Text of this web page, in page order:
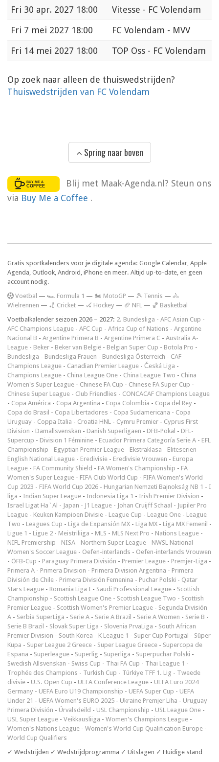
Fri 30 apr. 2027 18:00
Vitesse - FC Volendam
Fri 7 mei 2027 18:00
FC Volendam - MVV
Fri 14 mei 2027 18:00 TOP Oss - FC Volendam
Op zoek naar alleen de thuiswedstrijden?
Thuiswedstrijden van FC Volendam
Spring naar boven
Blij met Maak-Agenda.nl? Steun ons
via Buy Me a Coffee .
Gratis sportkalenders voor je digitale agenda: Google Calendar, Apple
Agenda, Outlook, Android, iPhone en meer. Altijd up-to-date, en geen
account nodig.
Voetbal — 🏎️ Formula 1 — 🏍 MotoGP — 🎾 Tennis — 🚴
Wielrennen — 🏏 Cricket — 🏑 Hockey — 🏈 NFL — 🏀 Basketbal
Voetbalkalender seizoen 2026 – 2027: 2. Bundesliga - AFC Asian Cup -
AFC Champions League - AFC Cup - Africa Cup of Nations - Argentine
Nacional B - Argentine Primera B - Argentine Primera C - Australia A-
League - Beker - Beker van België - Belgian Super Cup - Botola Pro -
Bundesliga - Bundesliga Frauen - Bundesliga Österreich - CAF
Champions League - Canadian Premier League - Česká Liga -
Champions League - China League One - China League Two - China
Women's Super League - Chinese FA Cup - Chinese FA Super Cup -
Chinese Super League - Club Friendlies - CONCACAF Champions League
- Copa América - Copa Argentina - Copa Colombia - Copa del Rey -
Copa do Brasil - Copa Libertadores - Copa Sudamericana - Copa
Uruguay - Coppa Italia - Croatia HNL - Cymru Premier - Cyprus First
Division - Damallsvenskan - Danish Superligaen - DFB-Pokal - DFL-
Supercup - Division 1 Féminine - Ecuador Primera Categoría Serie A - EFL
Championship - Egyptian Premier League - Ekstraklasa - Eliteserien -
English National League - Eredivisie - Eredivisie Vrouwen - Europa
League - FA Community Shield - FA Women's Championship - FA
Women's Super League - FIFA Club World Cup - FIFA Women's World
Cup 2023 - FIFA World Cup 2026 - Hungarian Nemzeti Bajnokság NB 1 - I
liga - Indian Super League - Indonesia Liga 1 - Irish Premier Division -
Israel Ligat Ha`Al - Japan - J1 League - Johan Cruijff Schaal - Jupiler Pro
League - Keuken Kampioen Divisie - League Cup - League One - League
Two - Leagues Cup - Liga de Expansión MX - Liga MX - Liga MX Femenil -
Ligue 1 - Ligue 2 - Meistriliiga - MLS - MLS Next Pro - Nations League -
NIFL Premiership - NISA - Northern Super League - NWSL National
Women's Soccer League - Oefen-interlands - Oefen-interlands Vrouwen
- ÖFB-Cup - Paraguay Primera División - Premier League - Premjer-Liga -
Primera A - Primera Division - Primera Division Argentina - Primera
División de Chile - Primera División Femenina - Puchar Polski - Qatar
Stars League - Romania Liga I - Saudi Professional League - Scottish
Championship - Scottish League One - Scottish League Two - Scottish
Premier League - Scottish Women's Premier League - Segunda División
A - Serbia SuperLiga - Serie A - Serie A Brazil - Serie A Women - Serie B -
Serie B Brazil - Slovak Super Liga - Slovenia PrvaLiga - South African
Premier Division - South Korea - K League 1 - Super Cup Portugal - Süper
Kupa - Super League 2 Greece - Super League Greece - Supercopa de
Espana - Superleague - Superlig - Superliga - Superpuchar Polski -
Swedish Allsvenskan - Swiss Cup - Thai FA Cup - Thai League 1 -
Trophée des Champions - Turkish Cup - Türkiye TFF 1. Lig - Tweede
divisie - U.S. Open Cup - UEFA Conference League - UEFA Euro 2024
Germany - UEFA Euro U19 Championship - UEFA Super Cup - UEFA
Under 21 - UEFA Women's EURO 2025 - Ukraine Premjer Liha - Uruguay
Primera División - Úrvalsdeild - USL Championship - USL League One -
USL Super League - Veikkausliiga - Women's Champions League -
Women's Nations League - Women's World Cup Qualification Europe -
World Cup Qualifiers
✓ Wedstrijden ✓ Wedstrijdprogramma ✓ Uitslagen ✓ Huidige stand